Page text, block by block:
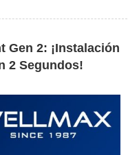
Gen 2: ¡Instalación
2 Segundos!